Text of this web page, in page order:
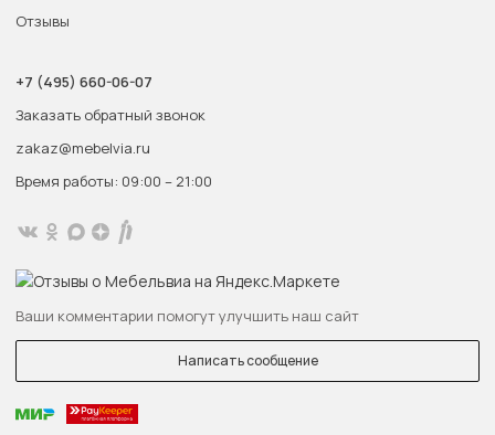
Отзывы
+7 (495) 660-06-07
Заказать обратный звонок
zakaz@mebelvia.ru
Время работы: 09:00 – 21:00
Ваши комментарии помогут улучшить наш сайт
Написать сообщение